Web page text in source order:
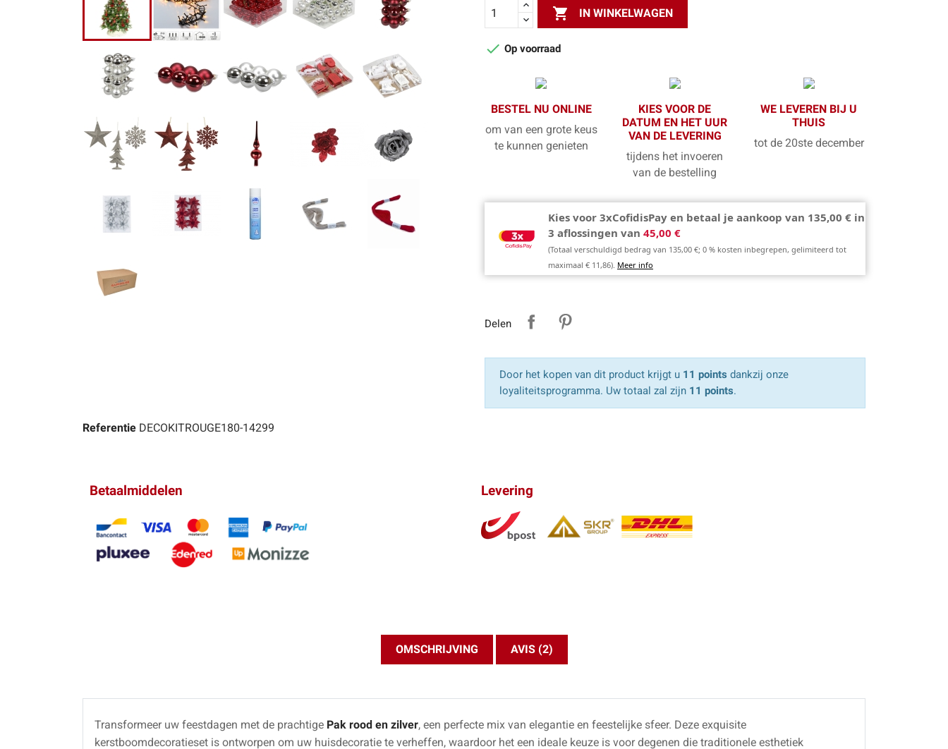
 IN WINKELWAGEN
 Op voorraad
BESTEL NU ONLINE
om van een grote keus
te kunnen genieten
KIES VOOR DE
DATUM EN HET UUR
VAN DE LEVERING
tijdens het invoeren
van de bestelling
WE LEVEREN BIJ U
THUIS
tot de 20ste december
Kies voor 3xCofidisPay en betaal je aankoop van 135,00 € in
3 aflossingen van 45,00 €
(Totaal verschuldigd bedrag van 135,00 €; 0 % kosten inbegrepen, gelimiteerd tot
maximaal € 11,86). Meer info
Delen
Door het kopen van dit product krijgt u 11 points dankzij onze
loyaliteitsprogramma. Uw totaal zal zijn 11 points.
Referentie DECOKITROUGE180-14299
Betaalmiddelen Levering
OMSCHRIJVING AVIS (2)
Transformeer uw feestdagen met de prachtige Pak rood en zilver, een perfecte mix van elegantie en feestelijke sfeer. Deze exquisite
kerstboomdecoratieset is ontworpen om uw huisdecoratie te verheffen, waardoor het een ideale keuze is voor degenen die traditionele esthetiek